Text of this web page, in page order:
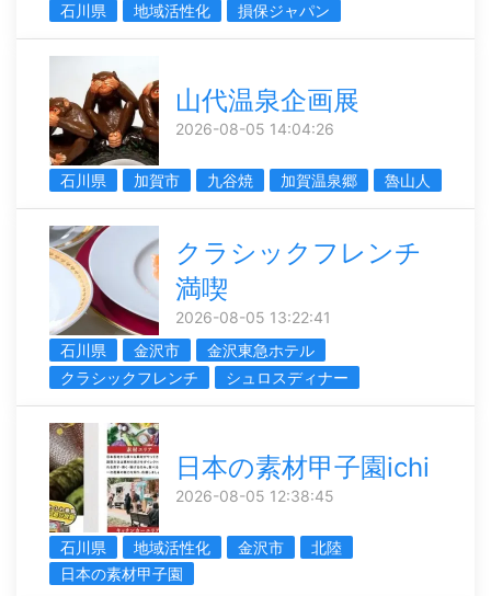
石川県
地域活性化 損保ジャパン
山代温泉企画展
2026-08-05 14:04:26
石川県 加賀市 九谷焼 加賀温泉郷 魯山人
クラシックフレンチ
満喫
2026-08-05 13:22:41
石川県
金沢市
金沢東急ホテル
クラシックフレンチ
シュロスディナー
日本の素材甲子園ichi
2026-08-05 12:38:45
石川県 地域活性化 金沢市
北陸
日本の素材甲子園